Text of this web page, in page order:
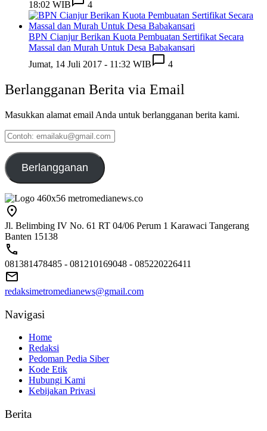
18:02 WIB
4
BPN Cianjur Berikan Kuota Pembuatan Sertifikat Secara
Massal dan Murah Untuk Desa Babakansari
Jumat, 14 Juli 2017 - 11:32 WIB
4
Berlangganan Berita via Email
Masukkan alamat email Anda untuk berlangganan berita kami.
Contoh:
emailaku@gmail.com
Berlangganan
Jl. Belimbing IV No. 61 RT 04/06 Perum 1 Karawaci Tangerang
Banten 15138
081381478485 - 081210169048 - 085220226411
redaksimetromedianews@gmail.com
Navigasi
Home
Redaksi
Pedoman Pedia Siber
Kode Etik
Hubungi Kami
Kebijakan Privasi
Berita